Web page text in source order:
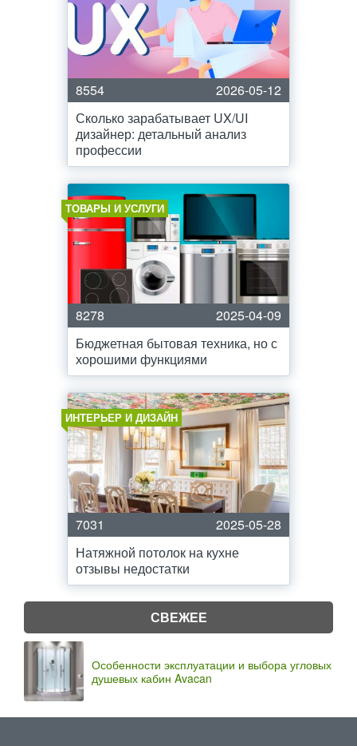
8554
2026-05-12
Сколько зарабатывает UX/UI
дизайнер: детальный анализ
профессии
ТОВАРЫ И УСЛУГИ
8278
2025-04-09
Бюджетная бытовая техника, но с
хорошими функциями
ИНТЕРЬЕР И ДИЗАЙН
7031
2025-05-28
Натяжной потолок на кухне
отзывы недостатки
СВЕЖЕЕ
Особенности эксплуатации и выбора угловых
душевых кабин Avacan